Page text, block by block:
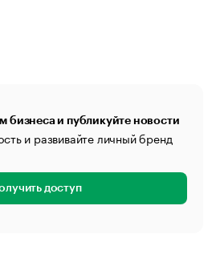
бизнеса и публикуйте новости
и развивайте личный бренд
доступ